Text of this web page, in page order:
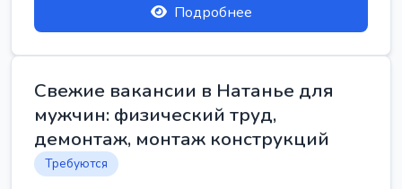
Подробнее
Свежие вакансии в Натанье для
мужчин: физический труд,
демонтаж, монтаж конструкций
Требуются